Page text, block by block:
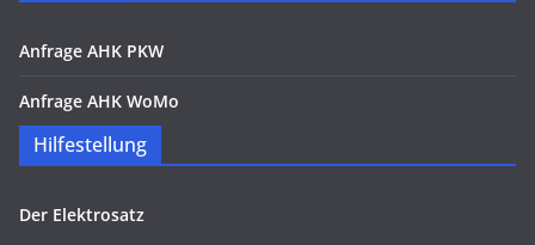
Anfrage AHK PKW
Anfrage AHK WoMo
Hilfestellung
Der Elektrosatz